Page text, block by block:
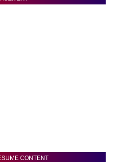
CONTENT